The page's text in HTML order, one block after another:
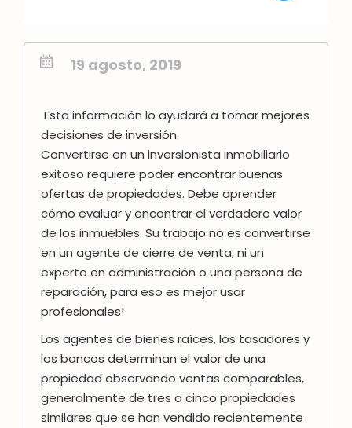
19 agosto, 2019
Esta información lo ayudará a tomar mejores
decisiones de inversión.
Convertirse en un inversionista inmobiliario
exitoso requiere poder encontrar buenas
ofertas de propiedades. Debe aprender
cómo evaluar y encontrar el verdadero valor
de los inmuebles. Su trabajo no es convertirse
en un agente de cierre de venta, ni un
experto en administración o una persona de
reparación, para eso es mejor usar
profesionales!
Los agentes de bienes raíces, los tasadores y
los bancos determinan el valor de una
propiedad observando ventas comparables,
generalmente de tres a cinco propiedades
similares que se han vendido recientemente